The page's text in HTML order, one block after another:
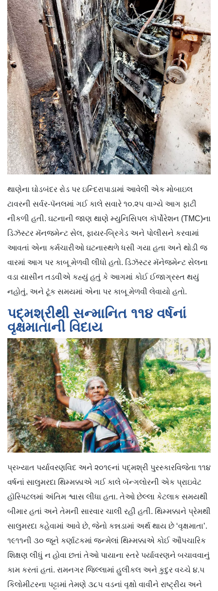
થાણેના ઘોડબંદર રોડ પર ઇ​ન્દિરાપાડામાં આવેલી એક મોબાઇલ
ટાવરની સર્વર-પૅનલમાં ગઈ કાલે સવારે ૧૦.૨૫ વાગ્યે આગ ફાટી
નીકળી હતી. ઘટનાની જાણ થાણે મ્યુનિસિપલ કૉર્પોરેશન (TMC)ના
ડિઝૅસ્ટર મૅનજમેન્ટ સેલ, ફાયર-બ્રિગેડ અને પોલીસને કરવામાં
આવતાં એના કર્મચારીઓ ઘટનાસ્થળે ધસી ગયા હતા અને થોડી જ
વારમાં આગ પર કાબૂ મેળવી લીધો હતો. ડિઝૅસ્ટર મૅનેજમેન્ટ સેલના
વડા યાસીન તડવીએ કહ્યું હતું કે આગમાં કોઈ ઈજાગ્રસ્ત થયું
નહોતું, અને ટૂંક સમયમાં એના પર કાબૂ મેળવી લેવાયો હતો.
પદ્‍મશ્રીથી સન્માનિત ૧૧૪ વર્ષનાં
વૃક્ષમાતાની વિદાય
પ્રખ્યાત પર્યાવરણવિદ અને ૨૦૧૯નાં પદ્‍મશ્રી પુરસ્કારવિજેતા ૧૧૪
વર્ષનાં સાલુમરદા થિમ્મક્કાએ ગઈ કાલે બૅન્ગલોરની એક પ્રાઇવેટ
હૉસ્પિટલમાં અંતિમ શ્વાસ લીધા હતા. તેઓ છેલ્લા કેટલાક સમયથી
બીમાર હતાં અને તેમની સારવાર ચાલી રહી હતી. થિમ્મક્કાને પ્રેમથી
સાલુમરદા કહેવામાં આવે છે, જેનો કન્નડામાં અર્થ થાય છે ‘વૃક્ષમાતા’.
૧૯૧૧ની ૩૦ જૂને કર્ણાટકમાં જન્મેલાં થિમ્મક્કાએ કોઈ ઔપચારિક
શિક્ષણ લીધું ન હોવા છતાં તેઓ પાયાના સ્તરે પર્યાવરણને બચાવવાનું
કામ કરતાં હતાં. રામનગર જિલ્લામાં હુલીકલ અને કુદુર વચ્ચે ૪.૫
કિલોમીટરના પટ્ટામાં તેમણે ૩૮૫ વડનાં વૃક્ષો વાવીને રાષ્ટ્રીય અને